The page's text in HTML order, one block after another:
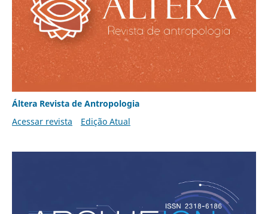
Áltera Revista de Antropologia
Acessar revista
Edição Atual